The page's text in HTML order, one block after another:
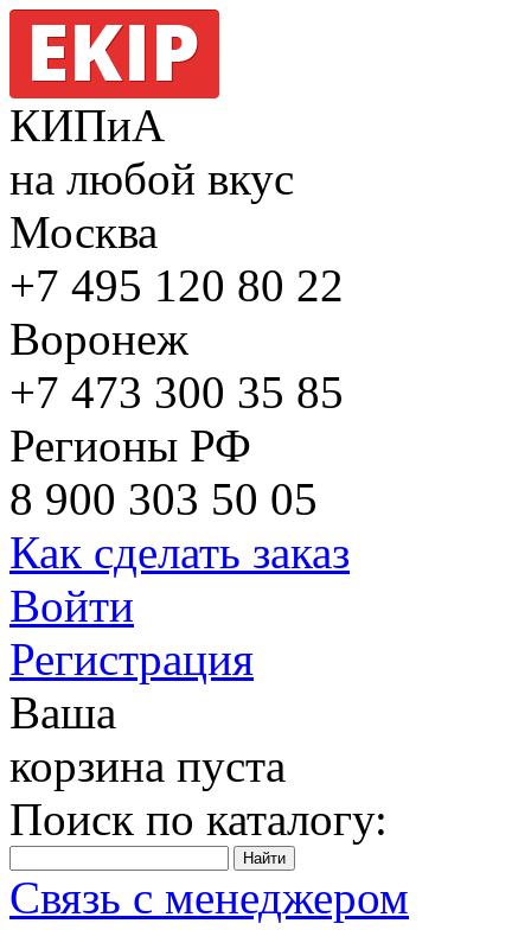
КИПиА
на любой вкус
Москва
+7 495 120 80 22
Воронеж
+7 473 300 35 85
Регионы РФ
8 900 303 50 05
Как сделать заказ
Войти
Регистрация
Ваша
корзина пуста
Поиск по каталогу:
Связь с менеджером